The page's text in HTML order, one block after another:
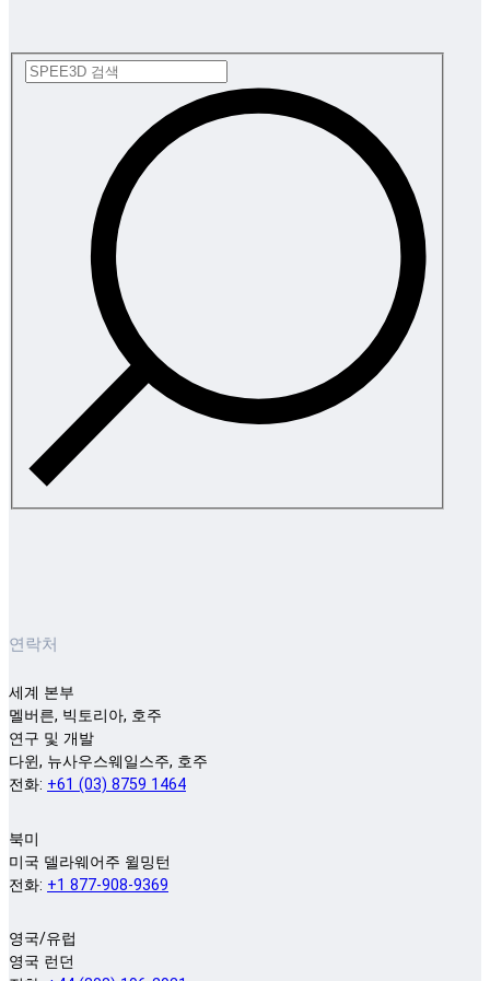
연락처
세계 본부
멜버른, 빅토리아, 호주
연구 및 개발
다윈, 뉴사우스웨일스주, 호주
전화: +61 (03) 8759 1464
북미
미국 델라웨어주 윌밍턴
전화: +1 877-908-9369
영국/유럽
영국 런던